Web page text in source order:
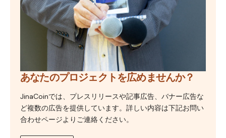
あなたのプロジェクトを広めませんか？
JinaCoinでは、プレスリリースや記事広告、バナー広告な
ど複数の広告を提供しています。詳しい内容は下記お問い
合わせページよりご連絡ください。